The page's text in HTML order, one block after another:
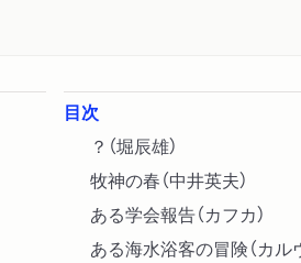
目次
？（堀辰雄）
牧神の春（中井英夫）
ある学会報告（カフカ）
ある海水浴客の冒険（カル